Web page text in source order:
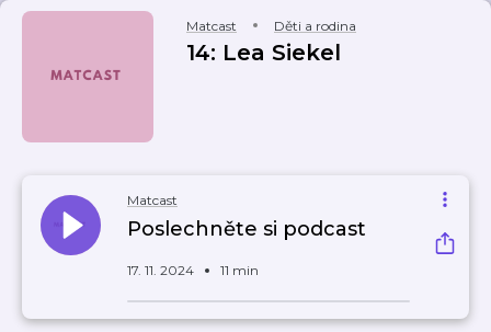
Matcast Děti a rodina
14: Lea Siekel
Matcast
Poslechněte si podcast
17. 11. 2024 11 min